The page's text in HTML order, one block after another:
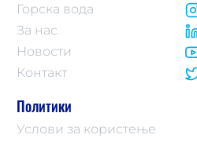
Горска вода
За нас
Новости
Контакт
Политики
Услови за користење